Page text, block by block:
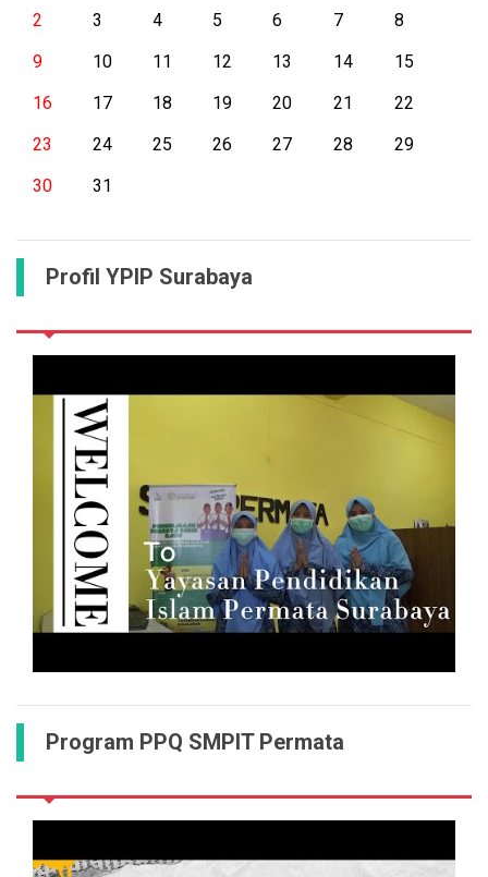
2
3 4 5 6 7
8
9
10 11 12 13 14
15
16
17 18 19 20 21
22
23
24 25 26 27 28
29
30
31
Profil YPIP Surabaya
Program PPQ SMPIT Permata